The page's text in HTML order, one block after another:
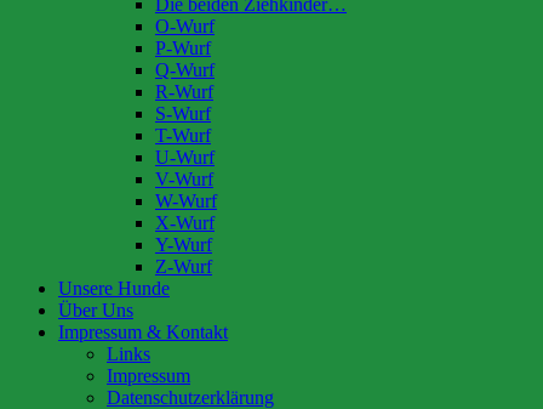
Die beiden Ziehkinder…
O-Wurf
P-Wurf
Q-Wurf
R-Wurf
S-Wurf
T-Wurf
U-Wurf
V-Wurf
W-Wurf
X-Wurf
Y-Wurf
Z-Wurf
Unsere Hunde
Über Uns
Impressum & Kontakt
Links
Impressum
Datenschutzerklärung